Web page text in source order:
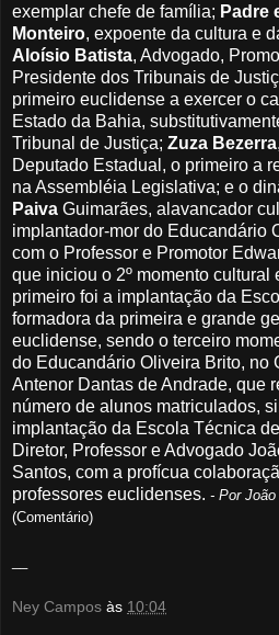
exemplar chefe de família; Padre
Monteiro, expoente da cultura e
Aloísio Batista, Advogado,
Presidente dos Tribunais de
primeiro euclidense a exercer o
Estado da Bahia,
Tribunal de Justiça; Zuza Bezerra
Deputado Estadual, o primeiro a
na Assembléia Legislativa; e o
Paiva Guimarães, alavancador
implantador-mor do Educandário
com o Professor e Promotor
que iniciou o 2º momento cultural
primeiro foi a implantação da
formadora da primeira e grande
euclidense, sendo o terceiro
do Educandário Oliveira Brito, no
Antenor Dantas de Andrade, que
número de alunos matriculados,
implantação da Escola Técnica
Diretor, Professor e Advogado
Santos, com a profícua
professores euclidenses. - Por
(Comentário)
Ney Campos às 10:04